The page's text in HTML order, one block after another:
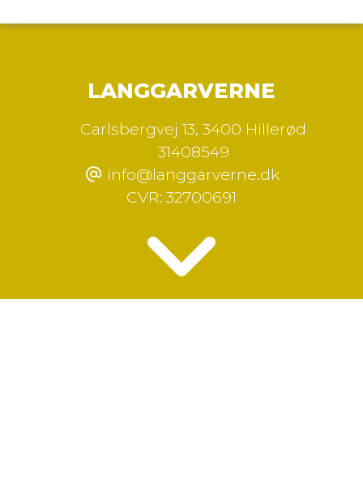
LANGGARVERNE
Carlsbergvej 13, 3400 Hillerød
31408549
info@langgarverne.dk
CVR: 32700691